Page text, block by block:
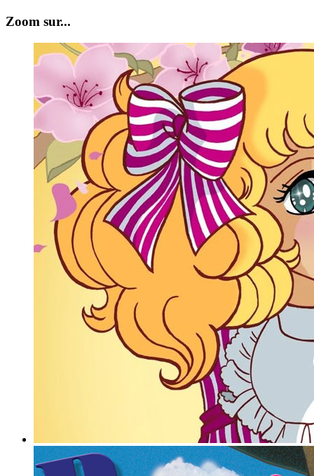
Zoom sur...